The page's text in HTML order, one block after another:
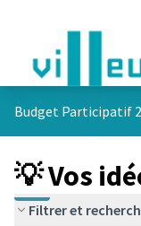
Budget Participatif
💡 Vos
Filtrer et